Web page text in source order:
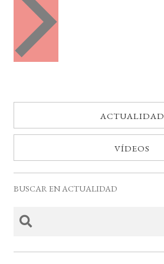
so
ACTUALIDAD
VÍDEOS
BUSCAR EN ACTUALIDAD